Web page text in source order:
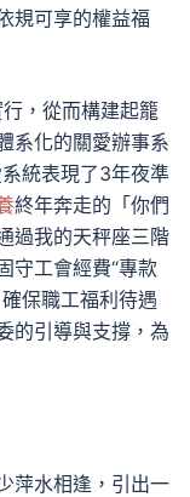
規可享的權益福
，從而構建起籠
系化的關愛辦事系
統表現了3年夜準
終年奔走的「你們
過我的天秤座三階
守工會經費“專款
保職工福利待遇
的引導與支撐，為
萍水相逢，引出一